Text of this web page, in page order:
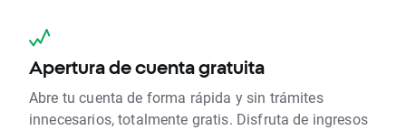
Apertura de cuenta gratuita
Abre tu cuenta de forma rápida y sin trámites
innecesarios, totalmente gratis. Disfruta de ingresos